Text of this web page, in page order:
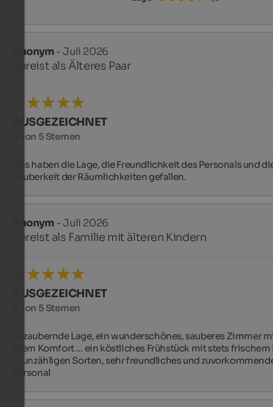
Anonym - Juli 2026
gereist als Älteres Paar
AUSGEZEICHNET
5 von 5 Sternen
Uns haben die Lage, die Freundlichkeit des Personals und
Sauberkeit der Räumlichkeiten gefallen.
Anonym - Juli 2026
gereist als Familie mit älteren Kindern
AUSGEZEICHNET
5 von 5 Sternen
Bezaubernde Lage, ein wunderschönes, sauberes Zimmer
allem Komfort … ein köstliches Frühstück mit stets frischem
in unzähligen Sorten, sehr freundliches und
Personal